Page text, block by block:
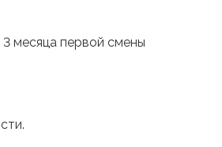
месяца первой смены